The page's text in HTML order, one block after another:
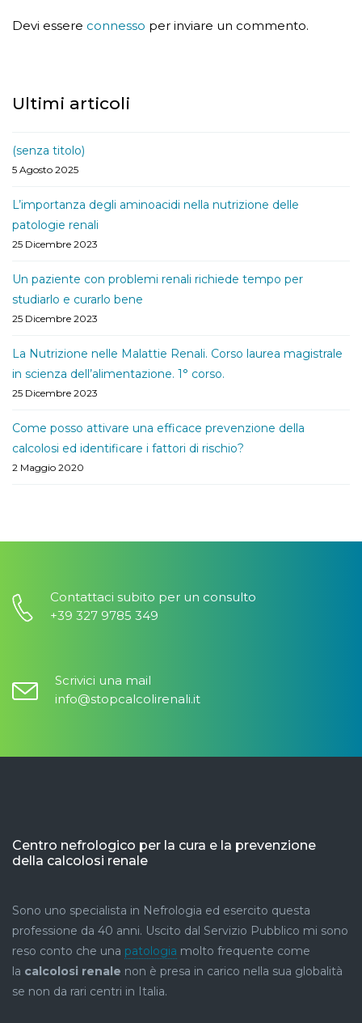
Devi essere connesso per inviare un commento.
Ultimi articoli
(senza titolo)
5 Agosto 2025
L’importanza degli aminoacidi nella nutrizione delle
patologie renali
25 Dicembre 2023
Un paziente con problemi renali richiede tempo per
studiarlo e curarlo bene
25 Dicembre 2023
La Nutrizione nelle Malattie Renali. Corso laurea magistrale
in scienza dell’alimentazione. 1° corso.
25 Dicembre 2023
Come posso attivare una efficace prevenzione della
calcolosi ed identificare i fattori di rischio?
2 Maggio 2020
Contattaci subito per un consulto
+39 327 9785 349
Scrivici una mail
info@stopcalcolirenali.it
Centro nefrologico per la cura e la prevenzione
della calcolosi renale
Sono uno specialista in Nefrologia ed esercito questa
professione da 40 anni. Uscito dal Servizio Pubblico mi sono
reso conto che una patologia molto frequente come
la calcolosi renale non è presa in carico nella sua globalità
se non da rari centri in Italia.